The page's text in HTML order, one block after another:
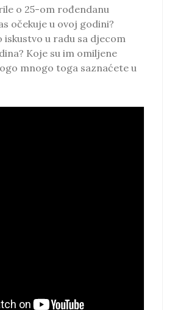
o 25-om rođendanu
očekuje u ovoj godini?
iskustvo u radu sa djecom
Koje su im omiljene
mnogo toga saznaćete u